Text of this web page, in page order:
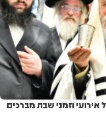
וזמני שבת מברכים